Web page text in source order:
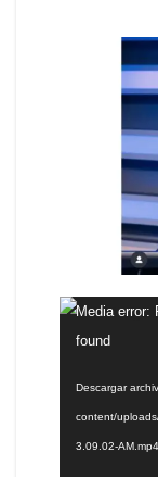
Reproductor
de
Media error:
found
Descargar
content/
3.09.02-